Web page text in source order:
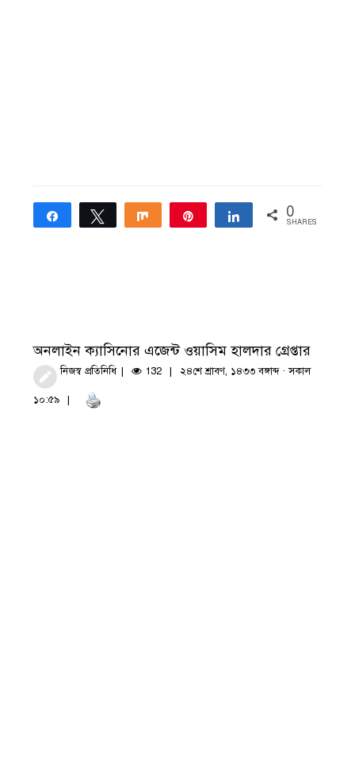
Share Tweet Share Share 0
SHARES
অনলাইন ক্যাসিনোর এজেন্ট ওয়াসিম হালদার গ্রেপ্তার
নিজস্ব প্রতিনিধি 132 ২৪শে শ্রাবণ, ১৪৩৩ বঙ্গাব্দ · সকাল
১০:৫৯